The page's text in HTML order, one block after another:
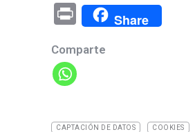
Pr
in
t
Share
Comparte
CAPTACIÓN DE DATOS COOKIES